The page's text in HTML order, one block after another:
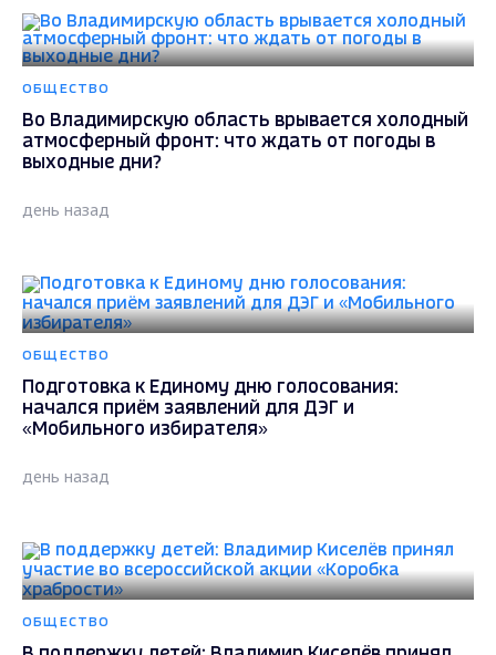
ОБЩЕСТВО
Во Владимирскую область врывается холодный
атмосферный фронт: что ждать от погоды в
выходные дни?
день назад
ОБЩЕСТВО
Подготовка к Единому дню голосования:
начался приём заявлений для ДЭГ и
«Мобильного избирателя»
день назад
ОБЩЕСТВО